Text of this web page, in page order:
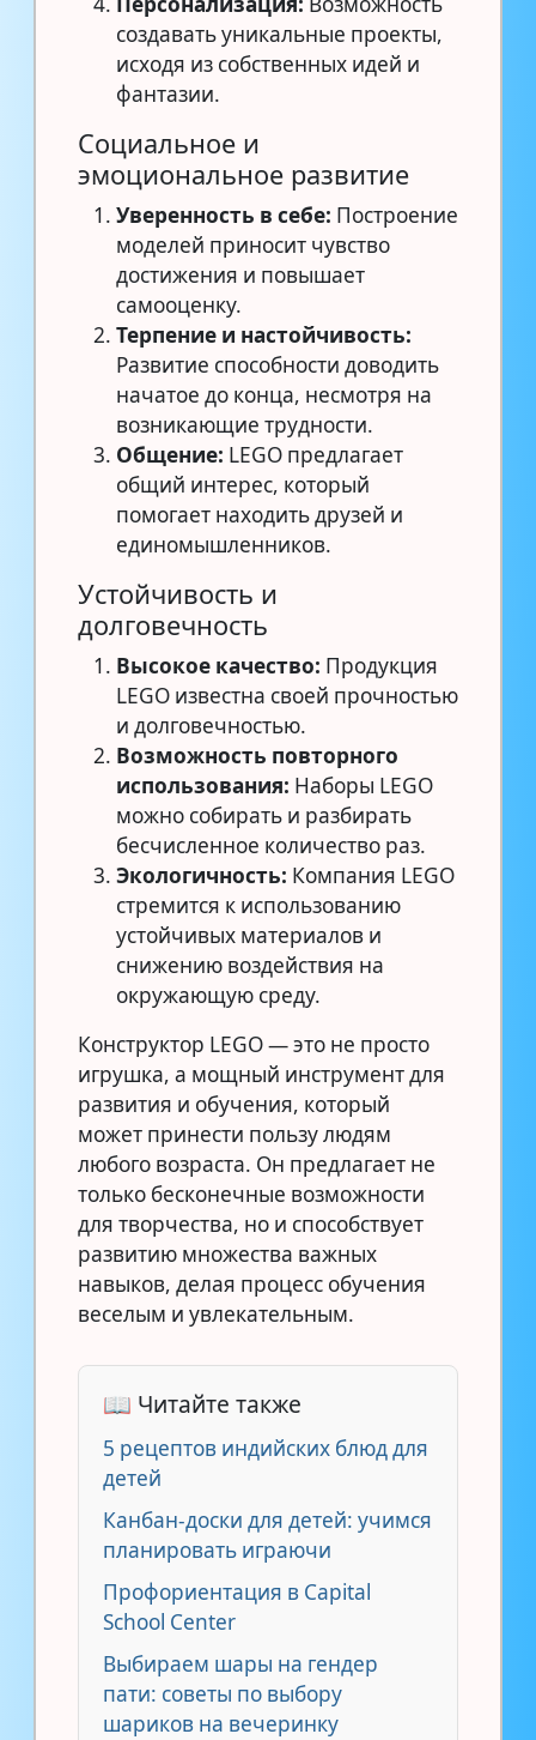
создавать уникальные проекты,
исходя из собственных идей и
фантазии.
Социальное и
эмоциональное развитие
Уверенность в себе: Построение
моделей приносит чувство
достижения и повышает
самооценку.
Терпение и настойчивость:
Развитие способности доводить
начатое до конца, несмотря на
возникающие трудности.
Общение: LEGO предлагает
общий интерес, который
помогает находить друзей и
единомышленников.
Устойчивость и
долговечность
Высокое качество: Продукция
LEGO известна своей прочностью
и долговечностью.
Возможность повторного
использования: Наборы LEGO
можно собирать и разбирать
бесчисленное количество раз.
Экологичность: Компания LEGO
стремится к использованию
устойчивых материалов и
снижению воздействия на
окружающую среду.
Конструктор LEGO — это не просто
игрушка, а мощный инструмент для
развития и обучения, который
может принести пользу людям
любого возраста. Он предлагает не
только бесконечные возможности
для творчества, но и способствует
развитию множества важных
навыков, делая процесс обучения
веселым и увлекательным.
📖 Читайте также
5 рецептов индийских блюд для
детей
Канбан-доски для детей: учимся
планировать играючи
Профориентация в Capital
School Center
Выбираем шары на гендер
пати: советы по выбору
шариков на вечеринку